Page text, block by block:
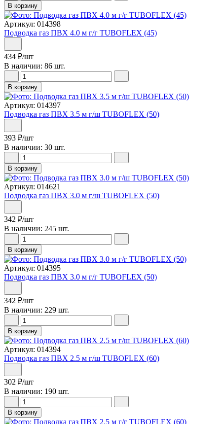
В корзину
Артикул: 014398
Подводка газ ПВХ 4.0 м г/г TUBOFLEX (45)
434 ₽/шт
В наличии: 86 шт.
В корзину
Артикул: 014397
Подводка газ ПВХ 3.5 м г/ш TUBOFLEX (50)
393 ₽/шт
В наличии: 30 шт.
В корзину
Артикул: 014621
Подводка газ ПВХ 3.0 м г/ш TUBOFLEX (50)
342 ₽/шт
В наличии: 245 шт.
В корзину
Артикул: 014395
Подводка газ ПВХ 3.0 м г/г TUBOFLEX (50)
342 ₽/шт
В наличии: 229 шт.
В корзину
Артикул: 014394
Подводка газ ПВХ 2.5 м г/ш TUBOFLEX (60)
302 ₽/шт
В наличии: 190 шт.
В корзину